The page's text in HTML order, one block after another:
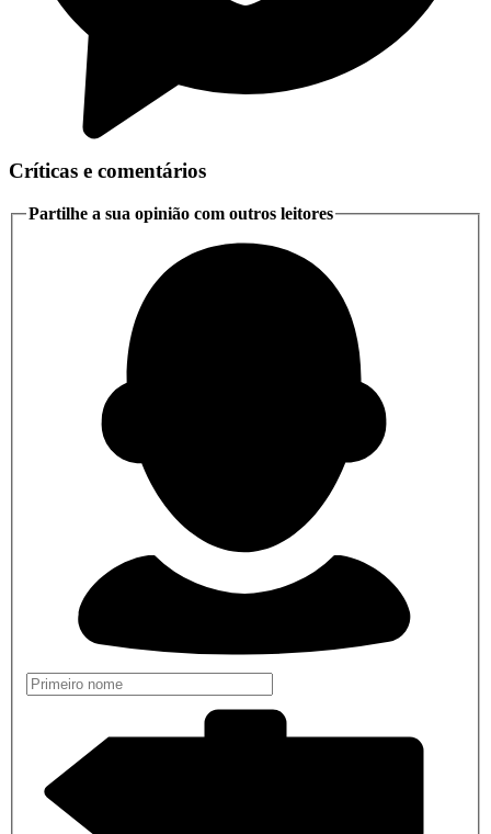
Críticas e comentários
Partilhe a sua opinião com outros leitores